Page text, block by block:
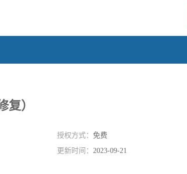
复）
授权方式： 免费
更新时间： 2023-09-21